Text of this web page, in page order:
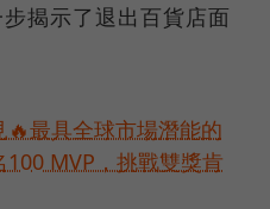
揭示了退出百貨店面
最具全球市場潛能的
MVP，挑戰雙獎肯